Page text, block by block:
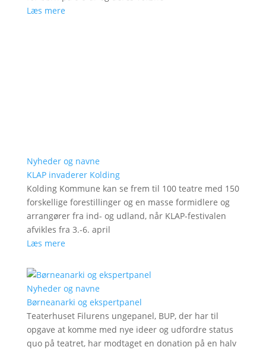
Læs mere
Nyheder og navne
KLAP invaderer Kolding
Kolding Kommune kan se frem til 100 teatre med 150
forskellige forestillinger og en masse formidlere og
arrangører fra ind- og udland, når KLAP-festivalen
afvikles fra 3.-6. april
Læs mere
Nyheder og navne
Børneanarki og ekspertpanel
Teaterhuset Filurens ungepanel, BUP, der har til
opgave at komme med nye ideer og udfordre status
quo på teatret, har modtaget en donation på en halv